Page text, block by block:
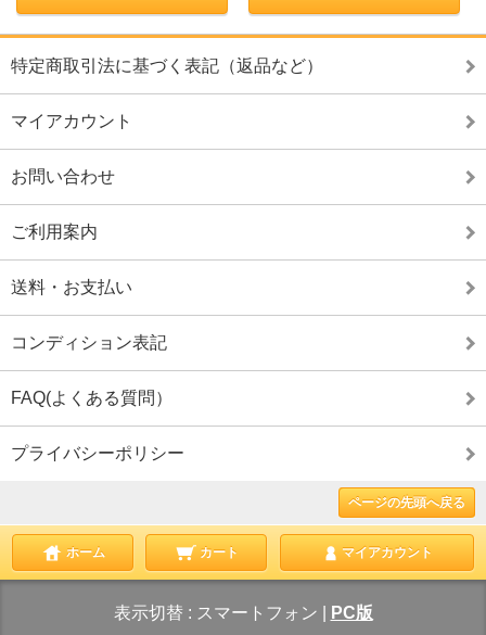
特定商取引法に基づく表記（返品など）
マイアカウント
お問い合わせ
ご利用案内
送料・お支払い
コンディション表記
FAQ(よくある質問）
プライバシーポリシー
ページの先頭へ戻る
ホーム カート マイアカウント
表示切替 : スマートフォン PC版